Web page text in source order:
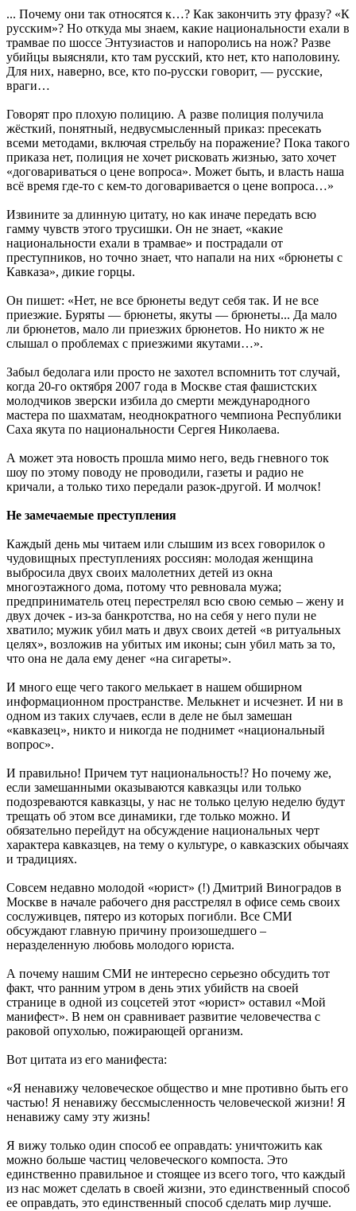
... Почему они так относятся к…? Как закончить эту фразу? «К
русским»? Но откуда мы знаем, какие национальности ехали в
трамвае по шоссе Энтузиастов и напоролись на нож? Разве
убийцы выясняли, кто там русский, кто нет, кто наполовину.
Для них, наверно, все, кто по-русски говорит, — русские,
враги…
Говорят про плохую полицию. А разве полиция получила
жёсткий, понятный, недвусмысленный приказ: пресекать
всеми методами, включая стрельбу на поражение? Пока такого
приказа нет, полиция не хочет рисковать жизнью, зато хочет
«договариваться о цене вопроса». Может быть, и власть наша
всё время где-то с кем-то договаривается о цене вопроса…»
Извините за длинную цитату, но как иначе передать всю
гамму чувств этого трусишки. Он не знает, «какие
национальности ехали в трамвае» и пострадали от
преступников, но точно знает, что напали на них «брюнеты с
Кавказа», дикие горцы.
Он пишет: «Нет, не все брюнеты ведут себя так. И не все
приезжие. Буряты — брюнеты, якуты — брюнеты... Да мало
ли брюнетов, мало ли приезжих брюнетов. Но никто ж не
слышал о проблемах с приезжими якутами…».
Забыл бедолага или просто не захотел вспомнить тот случай,
когда 20-го октября 2007 года в Москве стая фашистских
молодчиков зверски избила до смерти международного
мастера по шахматам, неоднократного чемпиона Республики
Саха якута по национальности Сергея Николаева.
А может эта новость прошла мимо него, ведь гневного ток
шоу по этому поводу не проводили, газеты и радио не
кричали, а только тихо передали разок-другой. И молчок!
Не замечаемые преступления
Каждый день мы читаем или слышим из всех говорилок о
чудовищных преступлениях россиян: молодая женщина
выбросила двух своих малолетних детей из окна
многоэтажного дома, потому что ревновала мужа;
предприниматель отец перестрелял всю свою семью – жену и
двух дочек - из-за банкротства, но на себя у него пули не
хватило; мужик убил мать и двух своих детей «в ритуальных
целях», возложив на убитых им иконы; сын убил мать за то,
что она не дала ему денег «на сигареты».
И много еще чего такого мелькает в нашем обширном
информационном пространстве. Мелькнет и исчезнет. И ни в
одном из таких случаев, если в деле не был замешан
«кавказец», никто и никогда не поднимет «национальный
вопрос».
И правильно! Причем тут национальность!? Но почему же,
если замешанными оказываются кавказцы или только
подозреваются кавказцы, у нас не только целую неделю будут
трещать об этом все динамики, где только можно. И
обязательно перейдут на обсуждение национальных черт
характера кавказцев, на тему о культуре, о кавказских обычаях
и традициях.
Совсем недавно молодой «юрист» (!) Дмитрий Виноградов в
Москве в начале рабочего дня расстрелял в офисе семь своих
сослуживцев, пятеро из которых погибли. Все СМИ
обсуждают главную причину произошедшего –
неразделенную любовь молодого юриста.
А почему нашим СМИ не интересно серьезно обсудить тот
факт, что ранним утром в день этих убийств на своей
странице в одной из соцсетей этот «юрист» оставил «Мой
манифест». В нем он сравнивает развитие человечества с
раковой опухолью, пожирающей организм.
Вот цитата из его манифеста:
«Я ненавижу человеческое общество и мне противно быть его
частью! Я ненавижу бессмысленность человеческой жизни! Я
ненавижу саму эту жизнь!
Я вижу только один способ ее оправдать: уничтожить как
можно больше частиц человеческого компоста. Это
единственно правильное и стоящее из всего того, что каждый
из нас может сделать в своей жизни, это единственный способ
ее оправдать, это единственный способ сделать мир лучше.